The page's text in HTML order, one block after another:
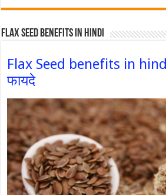
Flax Seed Benefits in hindi
Flax Seed benefits in
फायदे